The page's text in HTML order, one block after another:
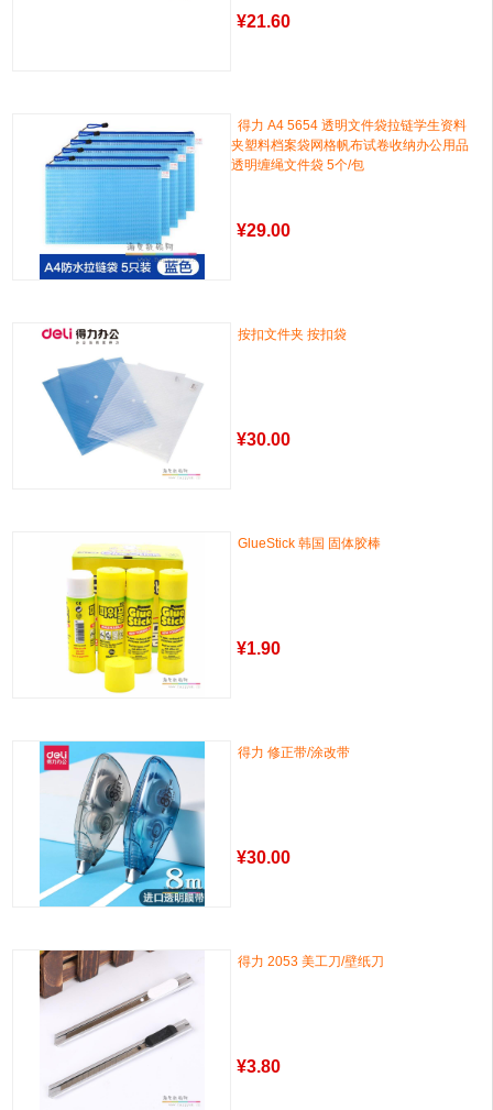
¥21.60
得力 A4 5654 透明文件袋拉链学生资料
夹塑料档案袋网格帆布试卷收纳办公用品
透明缠绳文件袋 5个/包
¥29.00
按扣文件夹 按扣袋
¥30.00
GlueStick 韩国 固体胶棒
¥1.90
得力 修正带/涂改带
¥30.00
得力 2053 美工刀/壁纸刀
¥3.80